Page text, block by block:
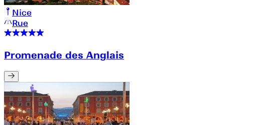
Nice
Rue
Promenade des Anglais